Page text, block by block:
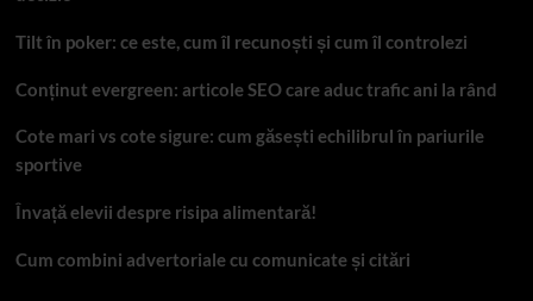
Tilt în poker: ce este, cum îl recunoști și cum îl controlezi
Conținut evergreen: articole SEO care aduc trafic ani la rând
Cote mari vs cote sigure: cum găsești echilibrul în pariurile
sportive
Învață elevii despre risipa alimentară!
Cum combini advertoriale cu comunicate și citări